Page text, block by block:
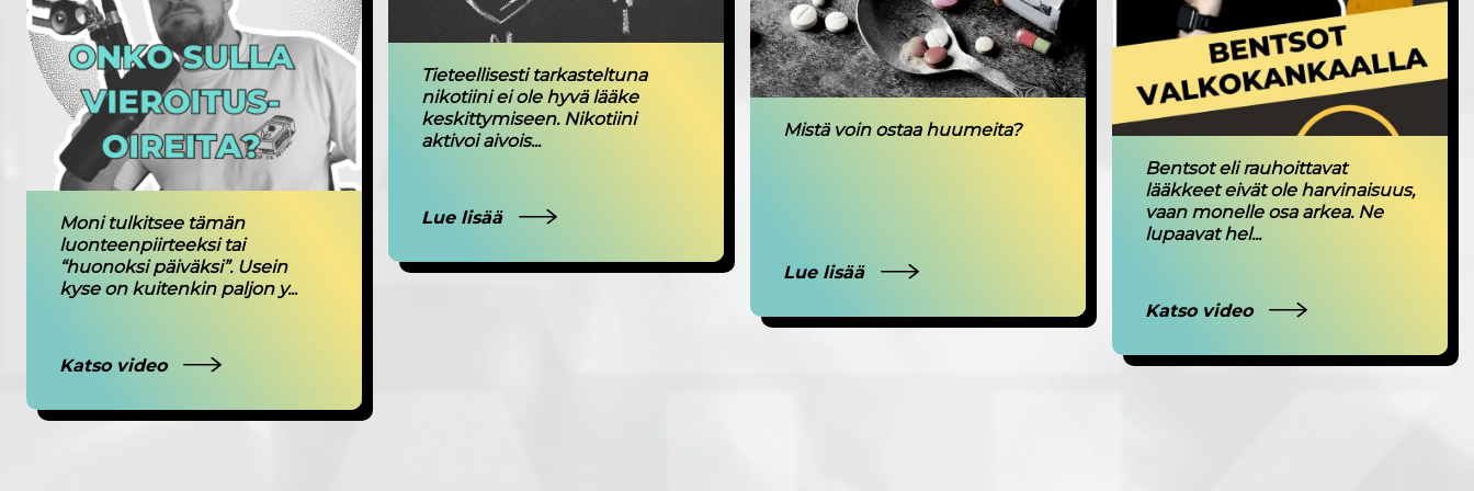
Moni tulkitsee tämän
luonteenpiirteeksi tai
“huonoksi päiväksi”. Usein
kyse on kuitenkin paljon y...
Katso video
Tieteellisesti tarkasteltuna
nikotiini ei ole hyvä lääke
keskittymiseen. Nikotiini
aktivoi aivois...
Lue lisää
Mistä voin ostaa huumeita?
Lue lisää
Bentsot eli rauhoittavat
lääkkeet eivät ole harvinaisuus,
vaan monelle osa arkea. Ne
lupaavat hel...
Katso video